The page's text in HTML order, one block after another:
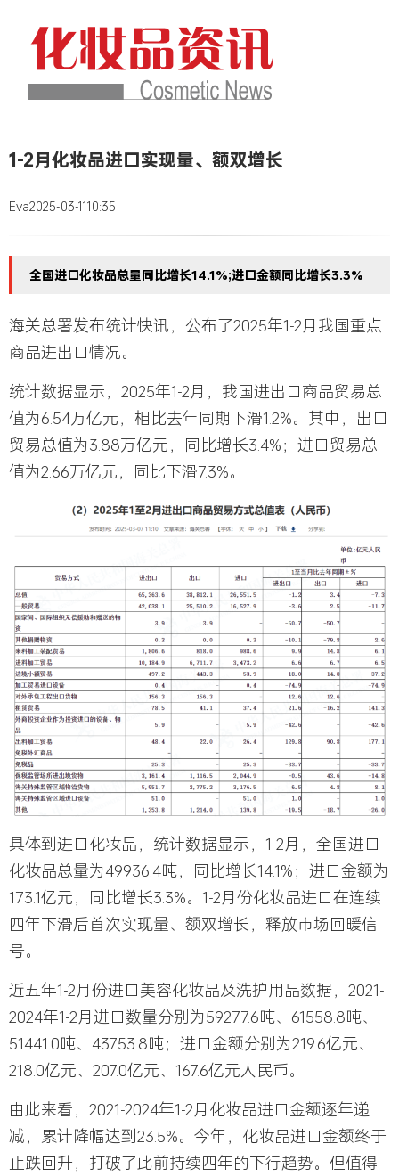
1-2月化妆品进口实现量、额双增长
Eva2025-03-1110:35
全国进口化妆品总量同比增长14.1%;进口金额同比增长3.3%
海关总署发布统计快讯，公布了2025年1-2月我国重点
商品进出口情况。
统计数据显示，2025年1-2月，我国进出口商品贸易总
值为6.54万亿元，相比去年同期下滑1.2%。其中，出口
贸易总值为3.88万亿元，同比增长3.4%；进口贸易总
值为2.66万亿元，同比下滑7.3%。
具体到进口化妆品，统计数据显示，1-2月，全国进口
化妆品总量为49936.4吨，同比增长14.1%；进口金额为
173.1亿元，同比增长3.3%。1-2月份化妆品进口在连续
四年下滑后首次实现量、额双增长，释放市场回暖信
号。
近五年1-2月份进口美容化妆品及洗护用品数据，2021-
2024年1-2月进口数量分别为59277.6吨、61558.8吨、
51441.0吨、43753.8吨；进口金额分别为219.6亿元、
218.0亿元、207.0亿元、167.6亿元人民币。
由此来看，2021-2024年1-2月化妆品进口金额逐年递
减，累计降幅达到23.5%。今年，化妆品进口金额终于
止跌回升，打破了此前持续四年的下行趋势。但值得